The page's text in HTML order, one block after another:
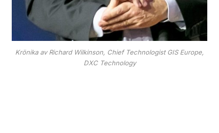
Krönika av Richard Wilkinson, Chief Technologist GIS Europe,
DXC Technology